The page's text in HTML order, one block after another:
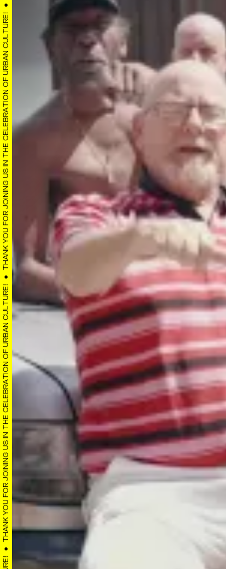
THANK YOU FOR JOINING US IN THE CELEBRATION OF URBAN CULTURE!
THANK YOU FOR JOINING US IN THE CELEBRATION OF URBAN CULTURE!